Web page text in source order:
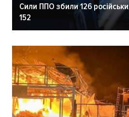
Сили ППО збили 126
152